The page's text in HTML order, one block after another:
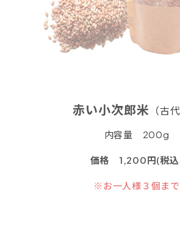
赤い小次郎米 （古
内容量 200g
価格 1,200円(税
※お一人様３個まで